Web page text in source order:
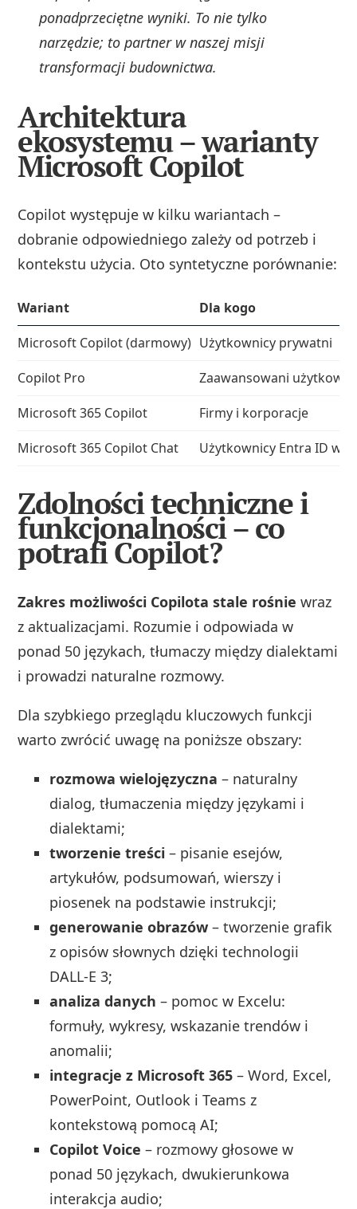
ponadprzeciętne wyniki. To nie tylko
narzędzie; to partner w naszej misji
transformacji budownictwa.
Architektura
ekosystemu – warianty
Microsoft Copilot
Copilot występuje w kilku wariantach –
dobranie odpowiedniego zależy od potrzeb i
kontekstu użycia. Oto syntetyczne porównanie:
Wariant
Dla kogo
Microsoft Copilot (darmowy) Użytkownicy prywatni
Copilot Pro
Zaawansowani
Microsoft 365 Copilot
Firmy i korporacje
Microsoft 365 Copilot Chat
Użytkownicy Entra ID w
Zdolności techniczne i
funkcjonalności – co
potrafi Copilot?
Zakres możliwości Copilota stale rośnie wraz
z aktualizacjami. Rozumie i odpowiada w
ponad 50 językach, tłumaczy między dialektami
i prowadzi naturalne rozmowy.
Dla szybkiego przeglądu kluczowych funkcji
warto zwrócić uwagę na poniższe obszary:
rozmowa wielojęzyczna – naturalny
dialog, tłumaczenia między językami i
dialektami;
tworzenie treści – pisanie esejów,
artykułów, podsumowań, wierszy i
piosenek na podstawie instrukcji;
generowanie obrazów – tworzenie grafik
z opisów słownych dzięki technologii
DALL‑E 3;
analiza danych – pomoc w Excelu:
formuły, wykresy, wskazanie trendów i
anomalii;
integracje z Microsoft 365 – Word, Excel,
PowerPoint, Outlook i Teams z
kontekstową pomocą AI;
Copilot Voice – rozmowy głosowe w
ponad 50 językach, dwukierunkowa
interakcja audio;